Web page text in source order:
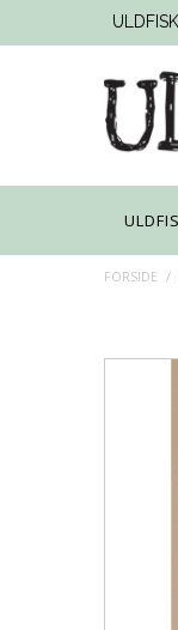
FORSIDE /